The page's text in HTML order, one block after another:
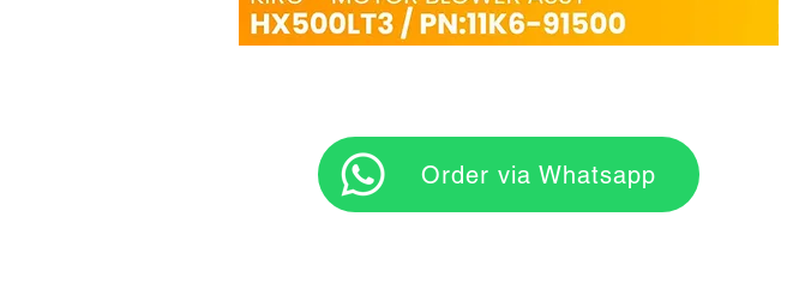
‎ ‎ ‎‎‎ ‎ ‎ ‎ ‎ Order via Whatsapp